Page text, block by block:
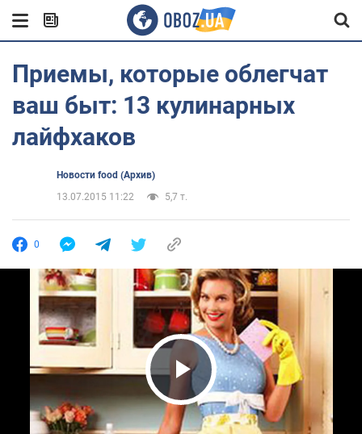
Приемы, которые облегчат
ваш быт: 13 кулинарных
лайфхаков
Новости food (Архив)
13.07.2015 11:22
5,7 т.
0
Play Video